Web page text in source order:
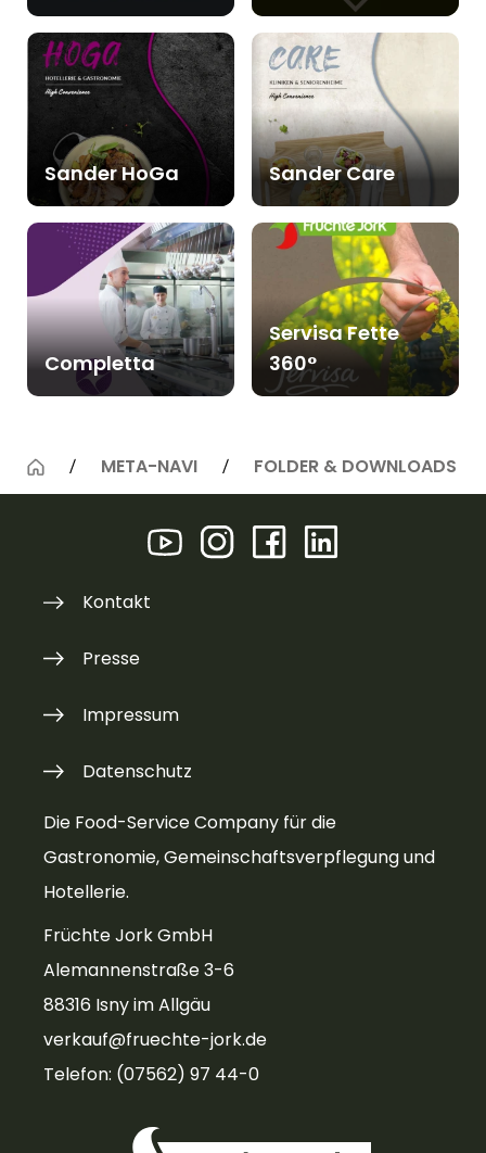
Sander HoGa Sander Care
Completta
Servisa Fette
360°
META-NAVI FOLDER & DOWNLOADS
Die Food-Service Company für die
Gastronomie, Gemeinschaftsverpflegung und
Hotellerie.
Früchte Jork GmbH
Alemannenstraße 3-6
88316 Isny im Allgäu
verkauf@fruechte-jork.de
Telefon: (07562) 97 44-0
Kontakt
Presse
Impressum
Datenschutz